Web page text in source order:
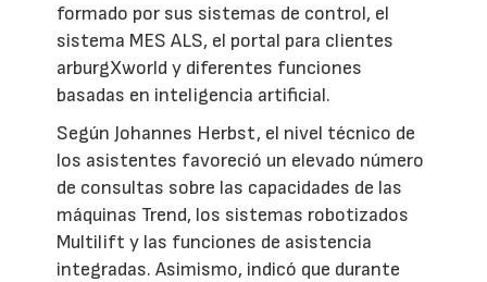
formado por sus sistemas de control, el
sistema MES ALS, el portal para clientes
arburgXworld y diferentes funciones
basadas en inteligencia artificial.
Según Johannes Herbst, el nivel técnico de
los asistentes favoreció un elevado número
de consultas sobre las capacidades de las
máquinas Trend, los sistemas robotizados
Multilift y las funciones de asistencia
integradas. Asimismo, indicó que durante